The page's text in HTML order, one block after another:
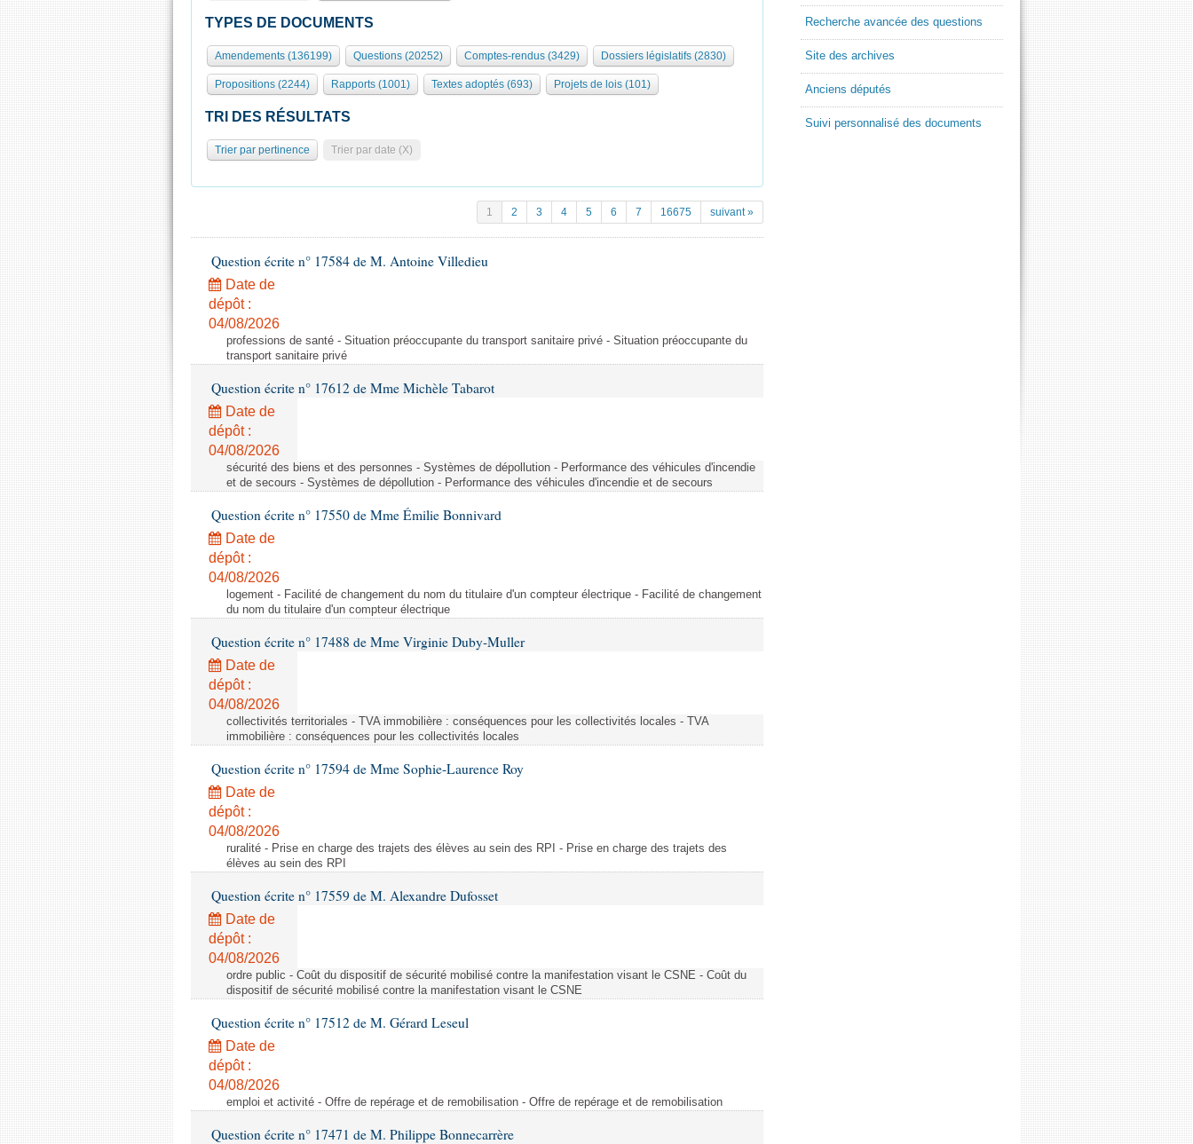
TYPES DE DOCUMENTS
Amendements (136199) Questions (20252) Comptes-rendus (3429) Dossiers législatifs (2830)
Propositions (2244) Rapports (1001) Textes adoptés (693) Projets de lois (101)
TRI DES RÉSULTATS
Trier par pertinence Trier par date (X)
1 2 3 4 5 6 7 16675 suivant »
Question écrite n° 17584 de M. Antoine Villedieu
Date de
dépôt :
04/08/2026
professions de santé - Situation préoccupante du transport sanitaire privé - Situation préoccupante du
transport sanitaire privé
Question écrite n° 17612 de Mme Michèle Tabarot
Date de
dépôt :
04/08/2026
sécurité des biens et des personnes - Systèmes de dépollution - Performance des véhicules d'incendie
et de secours - Systèmes de dépollution - Performance des véhicules d'incendie et de secours
Question écrite n° 17550 de Mme Émilie Bonnivard
Date de
dépôt :
04/08/2026
logement - Facilité de changement du nom du titulaire d'un compteur électrique - Facilité de changement
du nom du titulaire d'un compteur électrique
Question écrite n° 17488 de Mme Virginie Duby-Muller
Date de
dépôt :
04/08/2026
collectivités territoriales - TVA immobilière : conséquences pour les collectivités locales - TVA
immobilière : conséquences pour les collectivités locales
Question écrite n° 17594 de Mme Sophie-Laurence Roy
Date de
dépôt :
04/08/2026
ruralité - Prise en charge des trajets des élèves au sein des RPI - Prise en charge des trajets des
élèves au sein des RPI
Question écrite n° 17559 de M. Alexandre Dufosset
Date de
dépôt :
04/08/2026
ordre public - Coût du dispositif de sécurité mobilisé contre la manifestation visant le CSNE - Coût du
dispositif de sécurité mobilisé contre la manifestation visant le CSNE
Question écrite n° 17512 de M. Gérard Leseul
Date de
dépôt :
04/08/2026
emploi et activité - Offre de repérage et de remobilisation - Offre de repérage et de remobilisation
Question écrite n° 17471 de M. Philippe Bonnecarrère
Recherche avancée des questions
Site des archives
Anciens députés
Suivi personnalisé des documents